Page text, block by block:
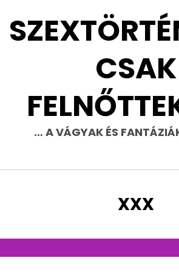
CSAK
… A VÁGYAK ÉS
CÍMKE
:
XXX